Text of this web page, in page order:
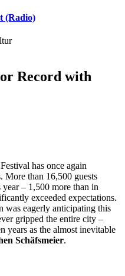
(Radio)
Record with
has once again
More than 16,500 guests
year – 1,500 more than in
exceeded expectations.
was eagerly anticipating this
gripped the entire city –
years as the almost inevitable
Schäfsmeier.